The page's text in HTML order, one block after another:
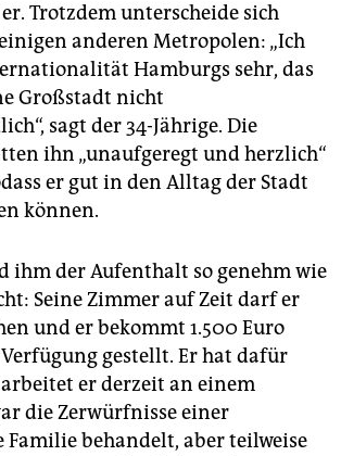
Trotzdem unterscheide sich
anderen Metropolen: „Ich
Hamburgs sehr, das
Großstadt nicht
sagt der 34-Jährige. Die
ihn „unaufgeregt und herzlich“
er gut in den Alltag der Stadt
können.
ihm der Aufenthalt so genehm wie
Seine Zimmer auf Zeit darf er
und er bekommt 1.500 Euro
gestellt. Er hat dafür
arbeitet er derzeit an einem
die Zerwürfnisse einer
Familie behandelt, aber teilweise